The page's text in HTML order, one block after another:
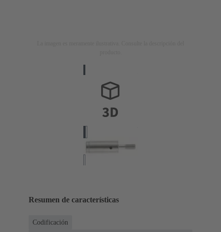
Resumen de características
Codificación